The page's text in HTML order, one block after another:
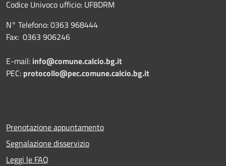
Codice Univoco ufficio: UF8DRM
N° Telefono: 0363 968444
Fax: 0363 906246
E-mail: info@comune.calcio.bg.it
PEC: protocollo@pec.comune.calcio.bg.it
Prenotazione appuntamento
Segnalazione disservizio
Leggi le FAQ